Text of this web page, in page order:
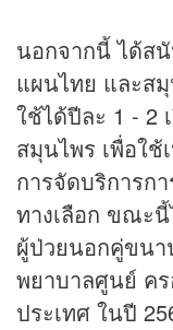
นอกจากนี้ ได้ส
แผนไทย และส
ใช้ได้ปีละ 1 - 2
สมุนไพร เพื่อใช้
การจัดบริการก
ทางเลือก ขณะ
ผู้ป่วยนอกคู่ขน
พยาบาลศูนย์ ค
ประเทศ ในปี